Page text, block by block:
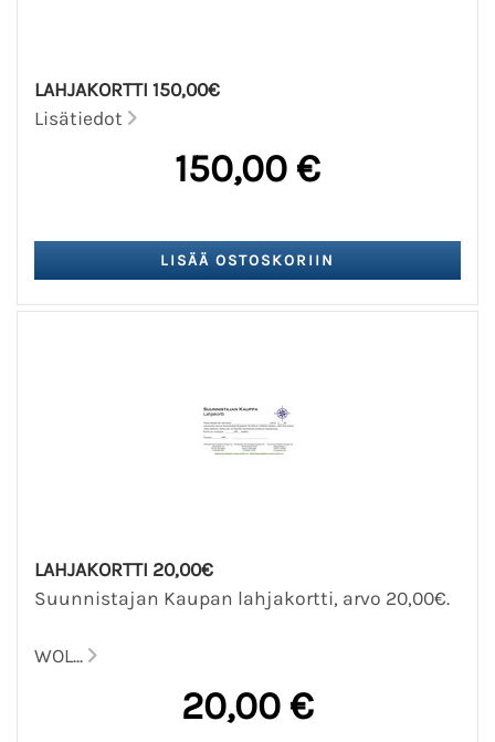
LAHJAKORTTI 150,00€
Lisätiedot
150,00 €
LAHJAKORTTI 20,00€
Suunnistajan Kaupan lahjakortti, arvo 20,00€.
WOL...
20,00 €